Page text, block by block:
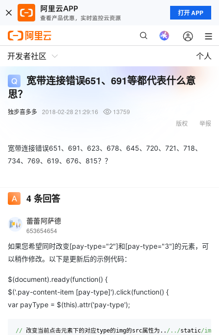
打开 APP
开发者社区 个人
宽带连接错误651、691等都代表什么意
思？
独步喜多多 2018-02-28 21:29:16
13759
举报
版权
宽带连接错误651、691、623、678、645、720、721、718、
734、769、619、676、815？？
4条回答
蕾蕾阿萨德
653654654
如果您希望同时改变[pay-type="2"]和[pay-type="3"]的元素，可
以稍作修改。以下是更新后的示例代码：
$(document).ready(function() {
$('.pay-content-item [pay-type]').click(function() {
var payType = $(this).attr('pay-type');
// 改变当前点击元素下的对应type的img的src属性为.. /../static/